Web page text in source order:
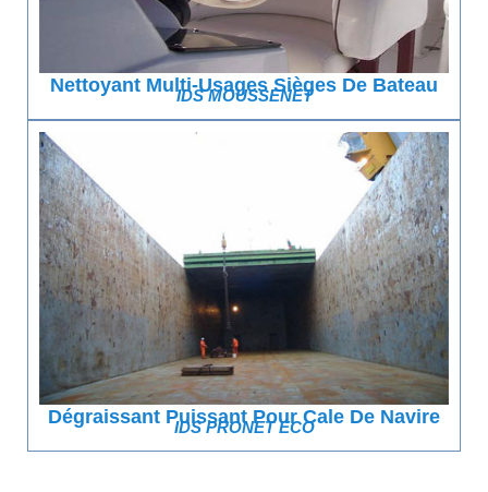
Nettoyant Multi-Usages Sièges De Bateau
IDS MOUSSENET
Dégraissant Puissant Pour Cale De Navire
IDS PRONET ECO